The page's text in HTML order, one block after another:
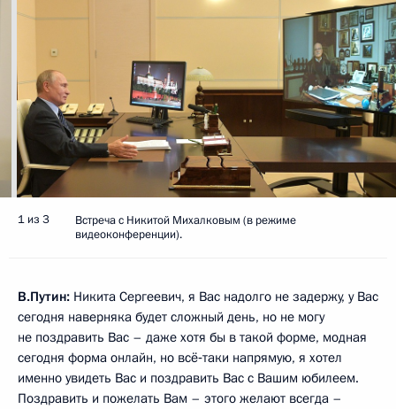
1 из 3
Встреча с Никитой Михалковым (в режиме
видеоконференции).
В.Путин: Никита Сергеевич, я Вас надолго не задержу, у Вас
сегодня наверняка будет сложный день, но не могу
не поздравить Вас – даже хотя бы в такой форме, модная
сегодня форма онлайн, но всё‑таки напрямую, я хотел
именно увидеть Вас и поздравить Вас с Вашим юбилеем.
Поздравить и пожелать Вам – этого желают всегда –